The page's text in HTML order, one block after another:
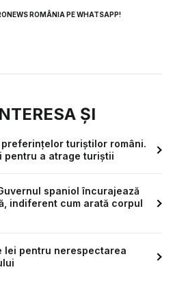
ROMÂNIA PE WHATSAPP!
ȘI
turiștilor români.
pentru a atrage turiștii
spaniol încurajează
indiferent cum arată corpul
lei pentru nerespectarea